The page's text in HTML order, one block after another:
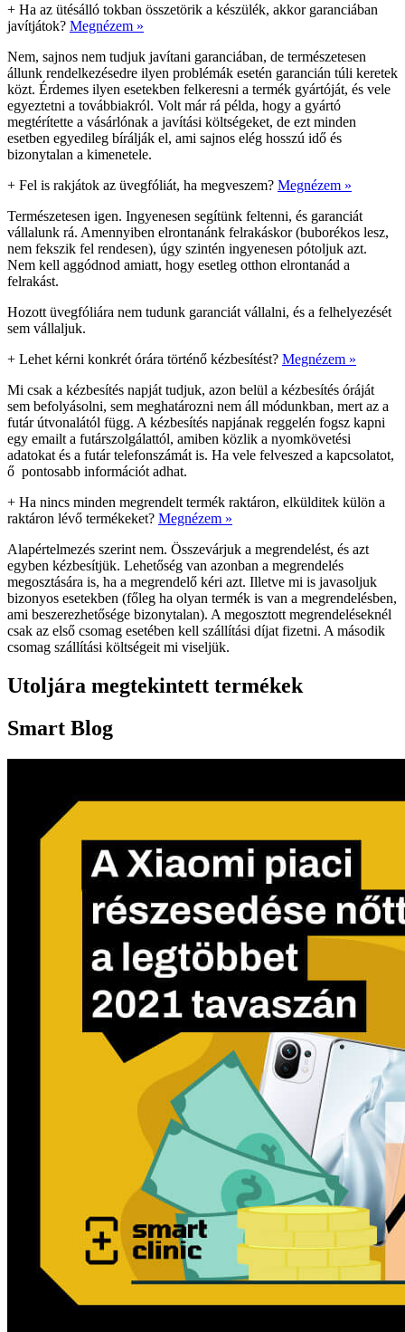
+ Ha az ütésálló tokban összetörik a készülék, akkor garanciában
javítjátok? Megnézem »
Nem, sajnos nem tudjuk javítani garanciában, de természetesen
állunk rendelkezésedre ilyen problémák esetén garancián túli keretek
közt. Érdemes ilyen esetekben felkeresni a termék gyártóját, és vele
egyeztetni a továbbiakról. Volt már rá példa, hogy a gyártó
megtérítette a vásárlónak a javítási költségeket, de ezt minden
esetben egyedileg bírálják el, ami sajnos elég hosszú idő és
bizonytalan a kimenetele.
+ Fel is rakjátok az üvegfóliát, ha megveszem? Megnézem »
Természetesen igen. Ingyenesen segítünk feltenni, és garanciát
vállalunk rá. Amennyiben elrontanánk felrakáskor (buborékos lesz,
nem fekszik fel rendesen), úgy szintén ingyenesen pótoljuk azt.
Nem kell aggódnod amiatt, hogy esetleg otthon elrontanád a
felrakást.
Hozott üvegfóliára nem tudunk garanciát vállalni, és a felhelyezését
sem vállaljuk.
+ Lehet kérni konkrét órára történő kézbesítést? Megnézem »
Mi csak a kézbesítés napját tudjuk, azon belül a kézbesítés óráját
sem befolyásolni, sem meghatározni nem áll módunkban, mert az a
futár útvonalától függ. A kézbesítés napjának reggelén fogsz kapni
egy emailt a futárszolgálattól, amiben közlik a nyomkövetési
adatokat és a futár telefonszámát is. Ha vele felveszed a kapcsolatot,
ő pontosabb információt adhat.
+ Ha nincs minden megrendelt termék raktáron, elkülditek külön a
raktáron lévő termékeket? Megnézem »
Alapértelmezés szerint nem. Összevárjuk a megrendelést, és azt
egyben kézbesítjük. Lehetőség van azonban a megrendelés
megosztására is, ha a megrendelő kéri azt. Illetve mi is javasoljuk
bizonyos esetekben (főleg ha olyan termék is van a megrendelésben,
ami beszerezhetősége bizonytalan). A megosztott megrendeléseknél
csak az első csomag esetében kell szállítási díjat fizetni. A második
csomag szállítási költségeit mi viseljük.
Utoljára megtekintett termékek
Smart Blog